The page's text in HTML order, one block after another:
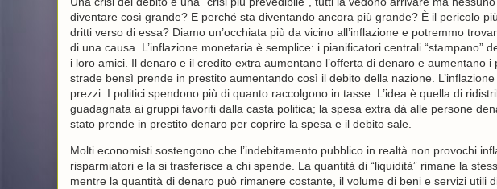
diventare così grande? E perché sta diventando ancora più grande? È il pericolo
dritti verso di essa? Diamo un’occhiata più da vicino all’inflazione e potremmo
di una causa. L’inflazione monetaria è semplice: i pianificatori centrali “stampano”
i loro amici. Il denaro e il credito extra aumentano l’offerta di denaro e aumentano
strade bensì prende in prestito aumentando così il debito della nazione.
prezzi. I politici spendono più di quanto raccolgono in tasse. L’idea è quella di
guadagnata ai gruppi favoriti dalla casta politica; la spesa extra dà alle persone
stato prende in prestito denaro per coprire la spesa e il debito sale.
Molti economisti sostengono che l’indebitamento pubblico in realtà non provochi
risparmiatori e la si trasferisce a chi spende. La quantità di “liquidità” rimane la
mentre la quantità di denaro può rimanere costante, il volume di beni e servizi utili